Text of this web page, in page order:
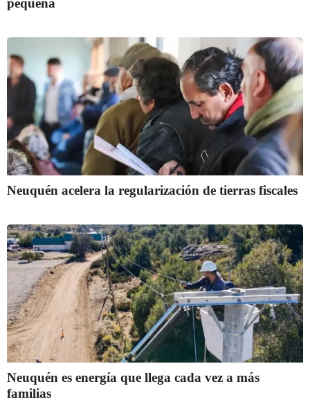
pequeña
Neuquén acelera la regularización de tierras fiscales
Neuquén es energía que llega cada vez a más
familias